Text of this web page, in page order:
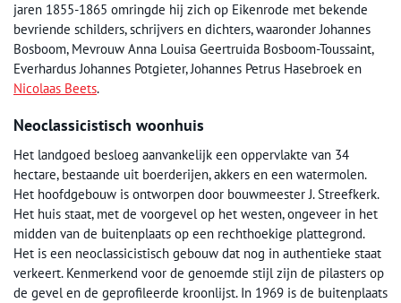
jaren 1855-1865 omringde hij zich op Eikenrode met bekende
bevriende schilders, schrijvers en dichters, waaronder Johannes
Bosboom, Mevrouw Anna Louisa Geertruida Bosboom-Toussaint,
Everhardus Johannes Potgieter, Johannes Petrus Hasebroek en
Nicolaas Beets.
Neoclassicistisch woonhuis
Het landgoed besloeg aanvankelijk een oppervlakte van 34
hectare, bestaande uit boerderijen, akkers en een watermolen.
Het hoofdgebouw is ontworpen door bouwmeester J. Streefkerk.
Het huis staat, met de voorgevel op het westen, ongeveer in het
midden van de buitenplaats op een rechthoekige plattegrond.
Het is een neoclassicistisch gebouw dat nog in authentieke staat
verkeert. Kenmerkend voor de genoemde stijl zijn de pilasters op
de gevel en de geprofileerde kroonlijst. In 1969 is de buitenplaats